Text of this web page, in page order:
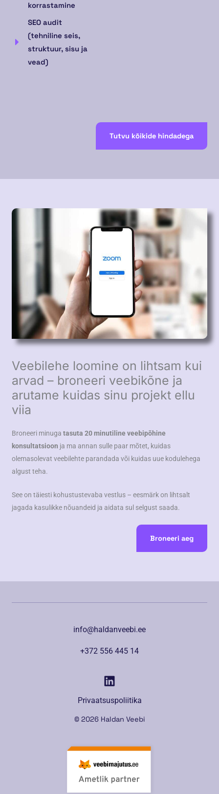
korrastamine
SEO audit
(tehniline seis,
struktuur, sisu ja
vead)
Tutvu kõikide hindadega
Veebilehe loomine on lihtsam kui
arvad – broneeri veebikõne ja
arutame kuidas sinu projekt ellu
viia
Broneeri minuga tasuta 20 minutiline veebipõhine
konsultatsioon ja ma annan sulle paar mõtet, kuidas
olemasolevat veebilehte parandada või kuidas uue kodulehega
algust teha.
See on täiesti kohustustevaba vestlus – eesmärk on lihtsalt
jagada kasulikke nõuandeid ja aidata sul selgust saada.
Broneeri aeg
info@haldanveebi.ee
+372 556 445 14
Privaatsuspoliitika
© 2026 Haldan Veebi